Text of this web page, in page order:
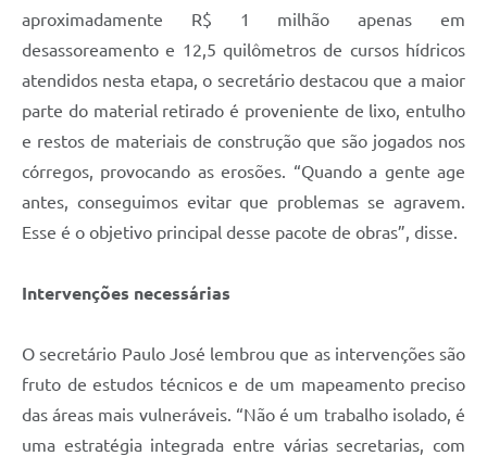
aproximadamente R$ 1 milhão apenas em
desassoreamento e 12,5 quilômetros de cursos hídricos
atendidos nesta etapa, o secretário destacou que a maior
parte do material retirado é proveniente de lixo, entulho
e restos de materiais de construção que são jogados nos
córregos, provocando as erosões. “Quando a gente age
antes, conseguimos evitar que problemas se agravem.
Esse é o objetivo principal desse pacote de obras”, disse.
Intervenções necessárias
O secretário Paulo José lembrou que as intervenções são
fruto de estudos técnicos e de um mapeamento preciso
das áreas mais vulneráveis. “Não é um trabalho isolado, é
uma estratégia integrada entre várias secretarias, com